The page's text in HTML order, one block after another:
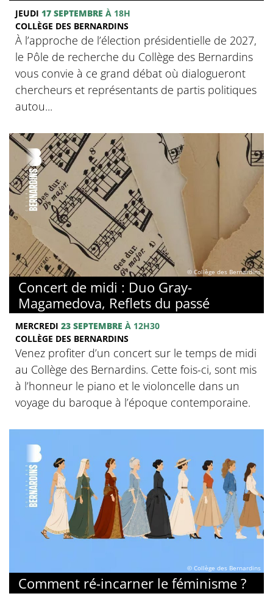
JEUDI 17 SEPTEMBRE À 18H
COLLÈGE DES BERNARDINS
À l’approche de l’élection présidentielle de 2027,
le Pôle de recherche du Collège des Bernardins
vous convie à ce grand débat où dialogueront
chercheurs et représentants de partis politiques
autou...
© Collège des Bernardins
Concert de midi : Duo Gray-
Magamedova, Reflets du passé
MERCREDI 23 SEPTEMBRE À 12H30
COLLÈGE DES BERNARDINS
Venez profiter d’un concert sur le temps de midi
au Collège des Bernardins. Cette fois-ci, sont mis
à l’honneur le piano et le violoncelle dans un
voyage du baroque à l’époque contemporaine.
© Collège des Bernardins
Comment ré-incarner le féminisme ?